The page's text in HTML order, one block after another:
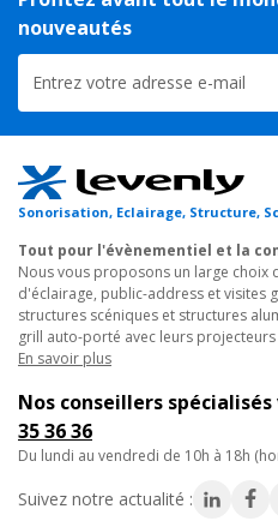
Bluetooth de votre enceinte
Wireless Stereo", le signal audio
enceinte NOVA et vous
Retour sur Scène
L'enceinte NOVA sera très à
grâce aux 2 pans coupés à 45
l'enceinte. De plus elle sera très
transporter grâce à ses 3
Rapide d'installation, légères et
deviendront rapidement les
nomades, sans compromis sur la
Caractéristiques techniques :
• Bi-amplification :
- 150W RMS Class D pour les
nouveautés
Sonorisation, Eclairage, Structure,
Tout pour l'évènementiel et la
Nous vous proposons un large
d'éclairage, public-address et visites
structures scéniques et structures
grill auto-porté avec leurs
En savoir plus
Nos conseillers
35 36 36
du lundi au vendredi de 10h à 18h
Suivez notre actualité :